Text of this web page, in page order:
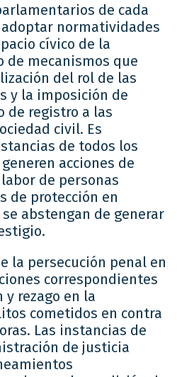
de cada
normatividades
cívico de la
de mecanismos que
del rol de las
y la imposición de
de registro a las
civil. Es
de todos los
acciones de
de personas
de protección en
abstengan de generar
la persecución penal en
correspondientes
y rezago en la
cometidos en contra
Las instancias de
de justicia